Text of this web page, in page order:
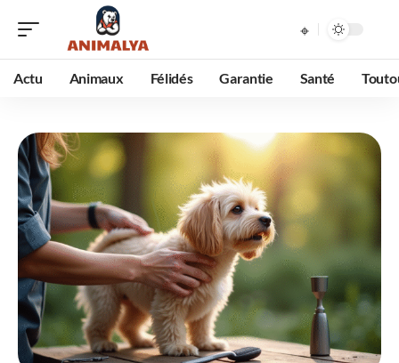
Actu Animaux Félidés Garantie Santé